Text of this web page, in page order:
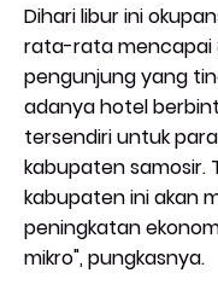
Dihari libur ini
rata-rata mencapai
pengunjung yang
adanya hotel
tersendiri untuk
kabupaten samosir.
kabupaten ini akan
peningkatan
mikro", pungkasnya.